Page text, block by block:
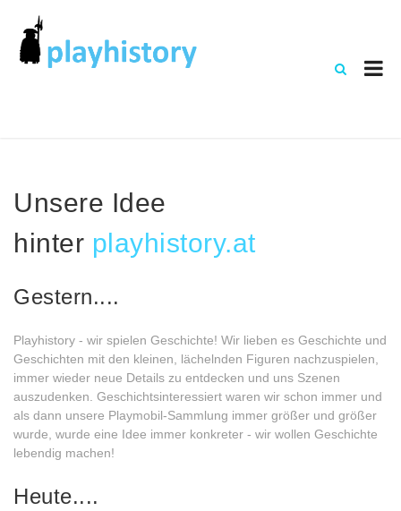
Unsere Idee
hinter playhistory.at
Gestern....
Playhistory - wir spielen Geschichte! Wir lieben es Geschichte und
Geschichten mit den kleinen, lächelnden Figuren nachzuspielen,
immer wieder neue Details zu entdecken und uns Szenen
auszudenken. Geschichtsinteressiert waren wir schon immer und
als dann unsere Playmobil-Sammlung immer größer und größer
wurde, wurde eine Idee immer konkreter - wir wollen Geschichte
lebendig machen!
Heute....